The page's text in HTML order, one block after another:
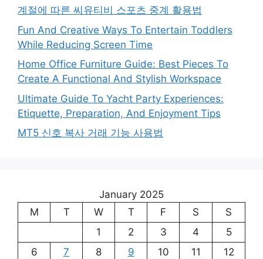
계절에 따른 씨유티비 스포츠 중계 활용법
Fun And Creative Ways To Entertain Toddlers
While Reducing Screen Time
Home Office Furniture Guide: Best Pieces To
Create A Functional And Stylish Workspace
Ultimate Guide To Yacht Party Experiences:
Etiquette, Preparation, And Enjoyment Tips
MT5 신호 복사 거래 기능 사용법
January 2025
M
T W T F S
S
1
2 3 4
5
6
7 8 9 10 11
12